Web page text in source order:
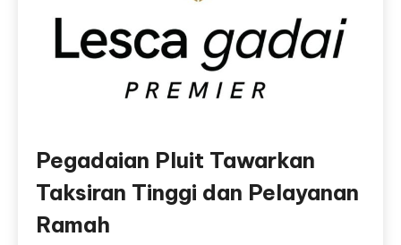
Pegadaian Pluit Tawarkan
Taksiran Tinggi dan Pelayanan
Ramah